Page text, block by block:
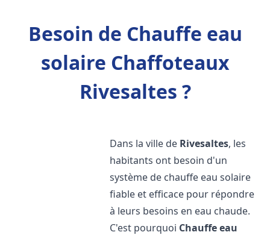
Besoin de Chauffe eau
solaire Chaffoteaux
Rivesaltes ?
Dans la ville de Rivesaltes, les
habitants ont besoin d'un
système de chauffe eau solaire
fiable et efficace pour répondre
à leurs besoins en eau chaude.
C'est pourquoi Chauffe eau